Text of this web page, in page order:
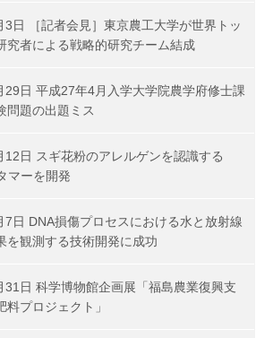
3日 ［記者会見］東京農工大学が世界トッ
究者による戦略的研究チーム結成
29日 平成27年4月入学大学院農学府修士課
問題の出題ミス
12日 スギ花粉のアレルゲンを認識する
マーを開発
7日 DNA損傷プロセスにおける水と放射線
を観測する技術開発に成功
31日 科学博物館企画展「福島農業復興支
料プロジェクト」